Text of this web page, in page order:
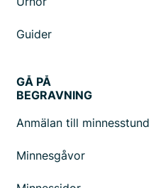
Guider
GÅ PÅ
BEGRAVNING
Anmälan till minnesstund
Minnesgåvor